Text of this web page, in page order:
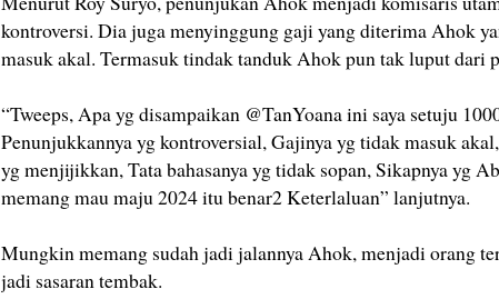
kontroversi. Dia juga menyinggung gaji yang diterima Ahok
masuk akal. Termasuk tindak tanduk Ahok pun tak luput dari
“Tweeps, Apa yg disampaikan @TanYoana ini saya setuju
Penunjukkannya yg kontroversial, Gajinya yg tidak masuk
yg menjijikkan, Tata bahasanya yg tidak sopan, Sikapnya yg
memang mau maju 2024 itu benar2 Keterlaluan” lanjutnya.
Mungkin memang sudah jadi jalannya Ahok, menjadi orang
jadi sasaran tembak.